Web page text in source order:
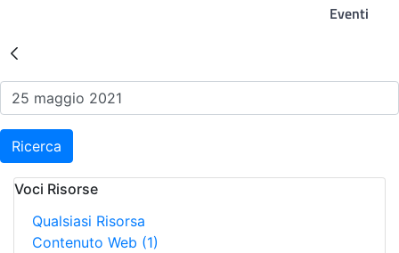
Eventi
Risultati della Ricerca -
Ricerca
Voci Risorse
Qualsiasi Risorsa
Contenuto Web (1)